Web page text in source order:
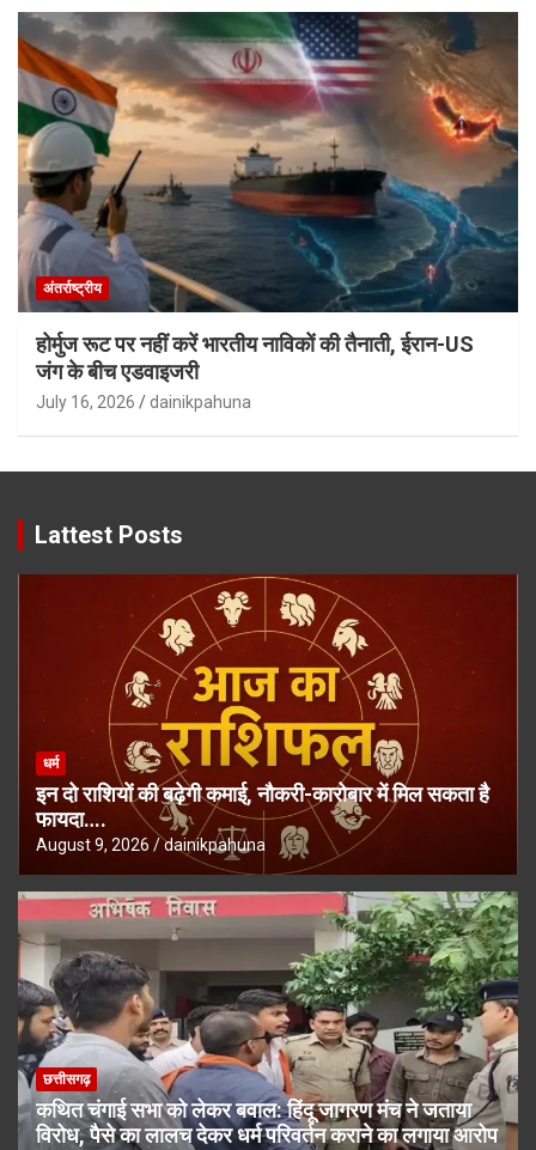
अंतर्राष्ट्रीय
होर्मुज रूट पर नहीं करें भारतीय नाविकों की तैनाती, ईरान-US
जंग के बीच एडवाइजरी
July 16, 2026 dainikpahuna
Lattest Posts
धर्म
इन दो राशियों की बढ़ेगी कमाई, नौकरी-कारोबार में मिल सकता है
फायदा….
August 9, 2026 dainikpahuna
छत्तीसगढ़
कथित चंगाई सभा को लेकर बवाल: हिंदू जागरण मंच ने जताया
विरोध, पैसे का लालच देकर धर्म परिवर्तन कराने का लगाया आरोप